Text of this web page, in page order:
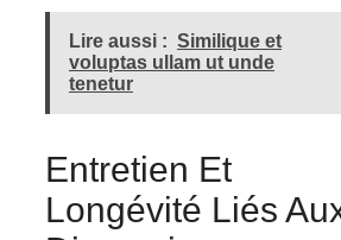
Lire aussi : Similique et
voluptas ullam ut unde
tenetur
Entretien Et
Longévité Liés